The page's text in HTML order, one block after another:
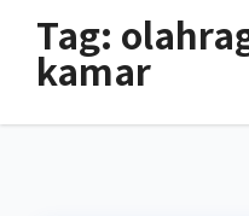
Tag:
kamar